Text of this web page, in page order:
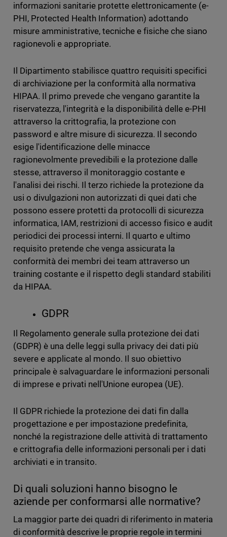
informazioni sanitarie protette elettronicamente (e-
PHI, Protected Health Information) adottando
misure amministrative, tecniche e fisiche che siano
ragionevoli e appropriate.
Il Dipartimento stabilisce quattro requisiti specifici
di archiviazione per la conformità alla normativa
HIPAA. Il primo prevede che vengano garantite la
riservatezza, l'integrità e la disponibilità delle e-PHI
attraverso la crittografia, la protezione con
password e altre misure di sicurezza. Il secondo
esige l'identificazione delle minacce
ragionevolmente prevedibili e la protezione dalle
stesse, attraverso il monitoraggio costante e
l'analisi dei rischi. Il terzo richiede la protezione da
usi o divulgazioni non autorizzati di quei dati che
possono essere protetti da protocolli di sicurezza
informatica, IAM, restrizioni di accesso fisico e audit
periodici dei processi interni. Il quarto e ultimo
requisito pretende che venga assicurata la
conformità dei membri dei team attraverso un
training costante e il rispetto degli standard stabiliti
da HIPAA.
GDPR
Il Regolamento generale sulla protezione dei dati
(GDPR) è una delle leggi sulla privacy dei dati più
severe e applicate al mondo. Il suo obiettivo
principale è salvaguardare le informazioni personali
di imprese e privati nell'Unione europea (UE).
Il GDPR richiede la protezione dei dati fin dalla
progettazione e per impostazione predefinita,
nonché la registrazione delle attività di trattamento
e crittografia delle informazioni personali per i dati
archiviati e in transito.
Di quali soluzioni hanno bisogno le
aziende per conformarsi alle normative?
La maggior parte dei quadri di riferimento in materia
di conformità descrive le proprie regole in termini